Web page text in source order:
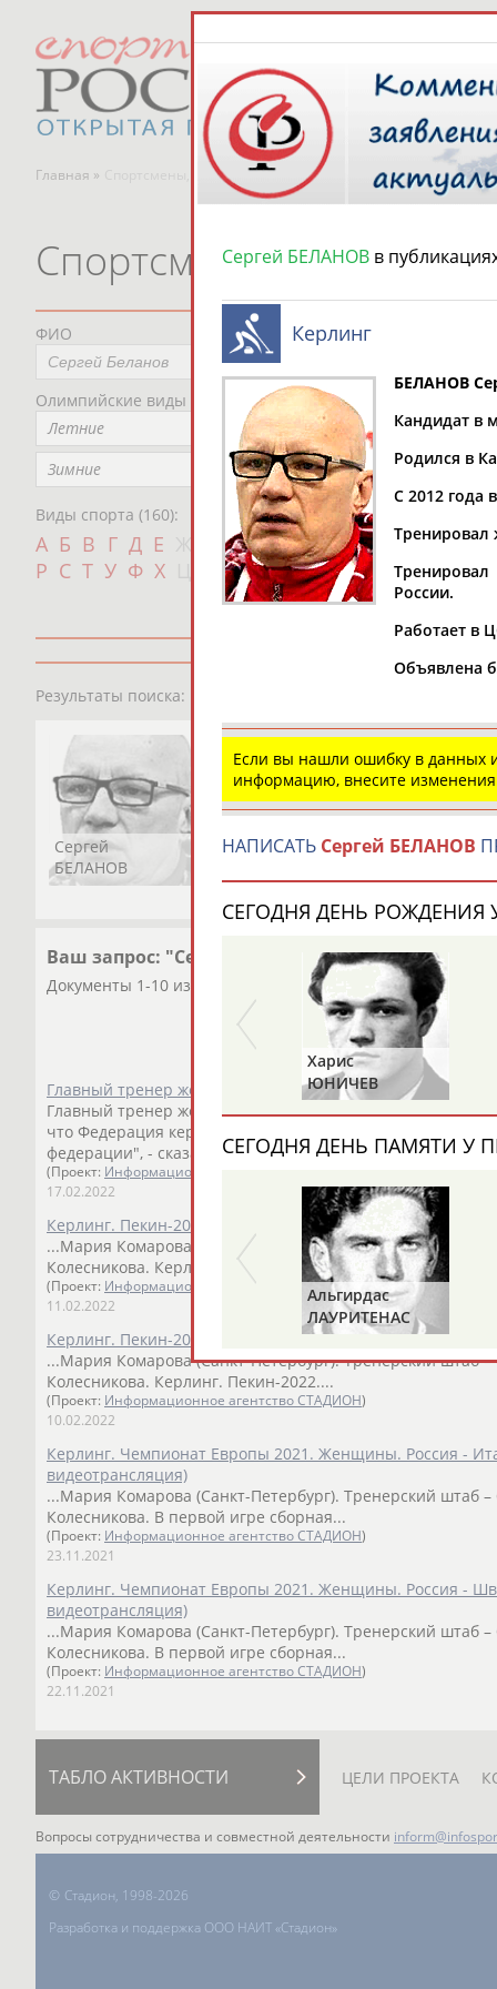
Главная » Спортсмены, тренеры и специалисты
Спортсмены, тренеры и
ФИО
Олимпийские виды спорта
Летние
Зимние
Виды спорта (160):
А Б В Г Д Е И К Л М Н О
П
Р С Т У Ф Х Ш Щ Э Ю Я
Не
Не
Результаты поиска:
Сергей
БЕЛАНОВ
Ваш запрос: "Сергей Беланов"
Документы 1-10 из 24 найденных уникальных документов
Главный тренер женской сборной России по керлингу
Главный тренер женской сборной России по керлингу
что Федерация керлинга России удовлетворила ег... ...я
федерации", - сказал
Беланов. 17 февраля женская
(Проект: Информационное агентство СТАДИОН
17.02.2022
Керлинг. Пекин-2022. Женщины. Россия - Швейцария
...Мария Комарова (Санкт-Петербург). Тренерский штаб –
Колесникова. Керлинг. Пекин-2022....
(Проект: Информационное агентство СТАДИОН
11.02.2022
Керлинг. Пекин-2022. Женщины. Россия - США (прямая
...Мария Комарова (Санкт-Петербург). Тренерский штаб –
Колесникова. Керлинг. Пекин-2022....
(Проект: Информационное агентство СТАДИОН)
10.02.2022
Керлинг. Чемпионат Европы 2021. Женщины. Россия -
видеотрансляция)
...Мария Комарова (Санкт-Петербург). Тренерский штаб –
Колесникова. В первой игре сборная...
(Проект: Информационное агентство СТАДИОН)
23.11.2021
Керлинг. Чемпионат Европы 2021. Женщины. Россия -
видеотрансляция)
...Мария Комарова (Санкт-Петербург). Тренерский штаб –
Колесникова. В первой игре сборная...
(Проект: Информационное агентство СТАДИОН)
22.11.2021
ТАБЛО АКТИВНОСТИ ЦЕЛИ ПРОЕКТА
Вопросы сотрудничества и совместной деятельности
© Стадион, 1998-2026
Разработка и поддержка ООО НАИТ «Стадион»
Сергей БЕЛАНОВ в
Керлинг
БЕЛАНОВ
Кандидат в
Родился в
С 2012 года
Тренировал
России.
Работает в
Объявлена
Если вы нашли ошибку в данных
информацию, внесите изменения
НАПИСАТЬ Сергей БЕЛАНОВ
СЕГОДНЯ ДЕНЬ РОЖДЕНИЯ
Харис
ЮНИЧЕВ
СЕГОДНЯ ДЕНЬ ПАМЯТИ У
Альгирдас
ЛАУРИТЕНАС